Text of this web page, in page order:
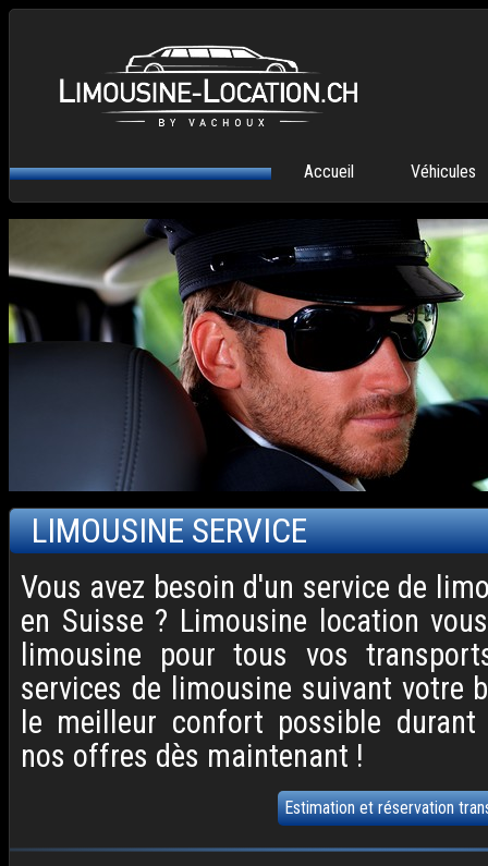
MENU PRINCIPAL Accueil Véhicules
LIMOUSINE SERVICE
Vous avez besoin d'un service de
en Suisse ? Limousine location
limousine pour tous vos
services de limousine suivant votre
le meilleur confort possible durant
nos offres dès maintenant !
Estimation et réservation